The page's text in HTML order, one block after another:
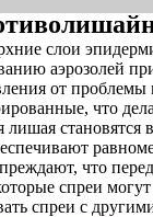
слои
аэрозолей
от
что
что
спреи
спреи с